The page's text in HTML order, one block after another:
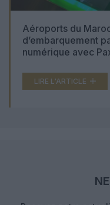
Aéroports du
d’embarquement
numérique avec
LIRE L'ARTICLE